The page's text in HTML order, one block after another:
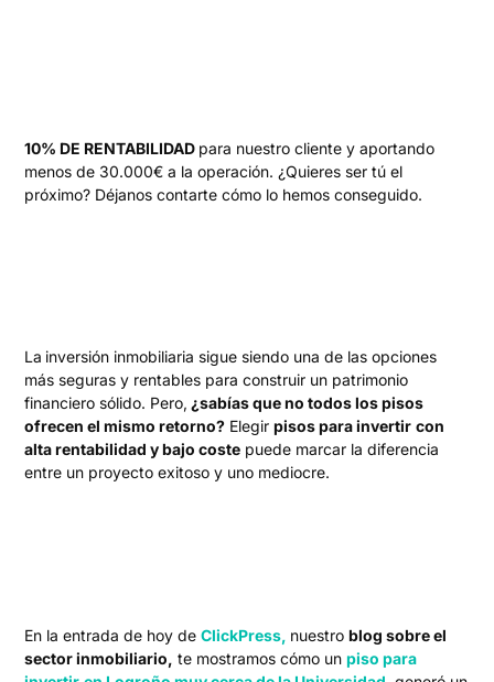
10% DE RENTABILIDAD para nuestro cliente y aportando
menos de 30.000€ a la operación. ¿Quieres ser tú el
próximo? Déjanos contarte cómo lo hemos conseguido.
La inversión inmobiliaria sigue siendo una de las opciones
más seguras y rentables para construir un patrimonio
financiero sólido. Pero, ¿sabías que no todos los pisos
ofrecen el mismo retorno? Elegirpisos para invertir con
alta rentabilidad y bajo coste puede marcar la diferencia
entre un proyecto exitoso y uno mediocre.
En la entrada de hoy deClickPress, nuestroblog sobre el
sector inmobiliario, te mostramos cómo unpiso para